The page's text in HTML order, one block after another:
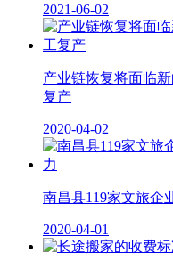
2021-06-02
产业链恢复将面临
复产
2020-04-02
南昌县119家文旅企
2020-04-01